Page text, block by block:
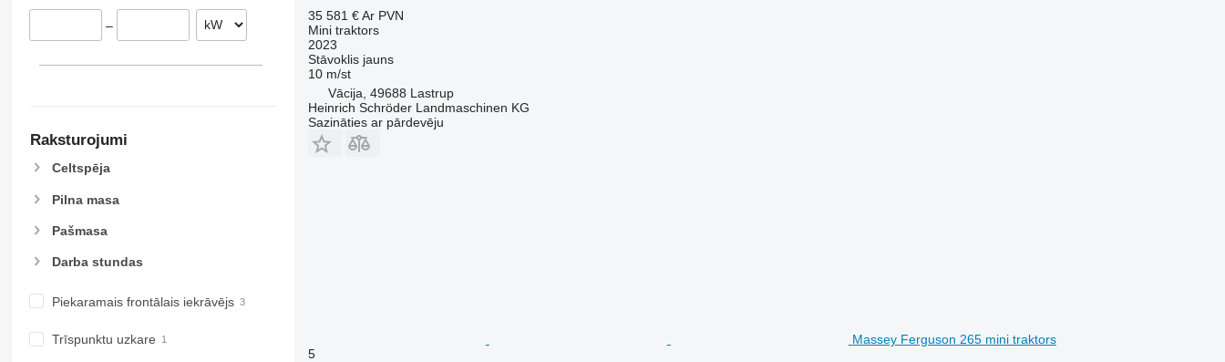
–
Raksturojumi
Celtspēja
Pilna masa
Pašmasa
Darba stundas
Piekaramais frontālais iekrāvējs
Trīspunktu uzkare
35 581 € Ar PVN
Mini traktors
2023
Stāvoklisjauns
10 m/st
Vācija, 49688 Lastrup
Heinrich Schröder Landmaschinen KG
Sazināties ar pārdevēju
Massey Ferguson 265 mini traktors
5